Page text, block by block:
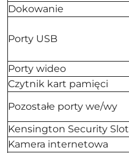
Dokowanie
Porty USB
Porty wideo
Czytnik kart pamięci
Pozostałe porty we/wy
Kensington Security Slot
Kamera internetowa